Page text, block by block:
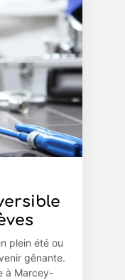
plein été ou
gênante.
à Marcey-